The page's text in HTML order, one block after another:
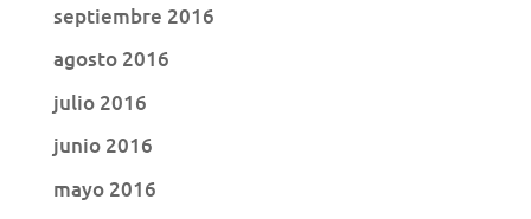
septiembre 2016
agosto 2016
julio 2016
junio 2016
mayo 2016